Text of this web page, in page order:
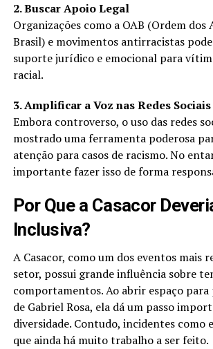
2. Buscar Apoio Legal
Organizações como a OAB (Ordem dos
Brasil) e movimentos antirracistas
suporte jurídico e emocional para
racial.
3. Amplificar a Voz nas Redes Sociais
Embora controverso, o uso das redes
mostrado uma ferramenta poderosa
atenção para casos de racismo. No
importante fazer isso de forma
Por Que a Casacor
Inclusiva?
A Casacor, como um dos eventos mais
setor, possui grande influência sobre
comportamentos. Ao abrir espaço
de Gabriel Rosa, ela dá um passo
diversidade. Contudo, incidentes como
que ainda há muito trabalho a ser feito.